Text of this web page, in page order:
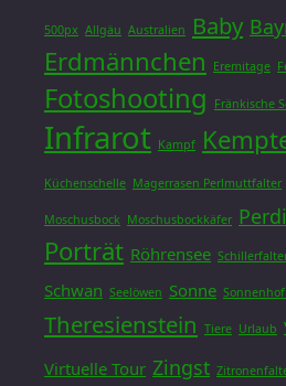
500px Allgäu Australien Baby
Erdmännchen Eremitage
Fotoshooting Fränkische
Infrarot Kampf
Küchenschelle Magerrasen Perlmuttfalter
Moschusbock Moschusbockkäfer
Porträt Röhrensee
Schwan Seelöwen Sonne
Theresienstein Tiere Urlaub
Virtuelle Tour Zingst